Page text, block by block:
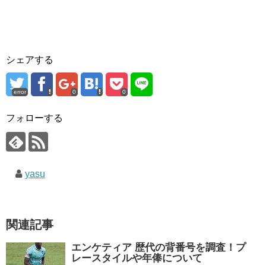
シェアする
error 0 0
フォローする
yasu
関連記事
エンケティア 歴代の背番号を調査！プ
レースタイルや年俸について